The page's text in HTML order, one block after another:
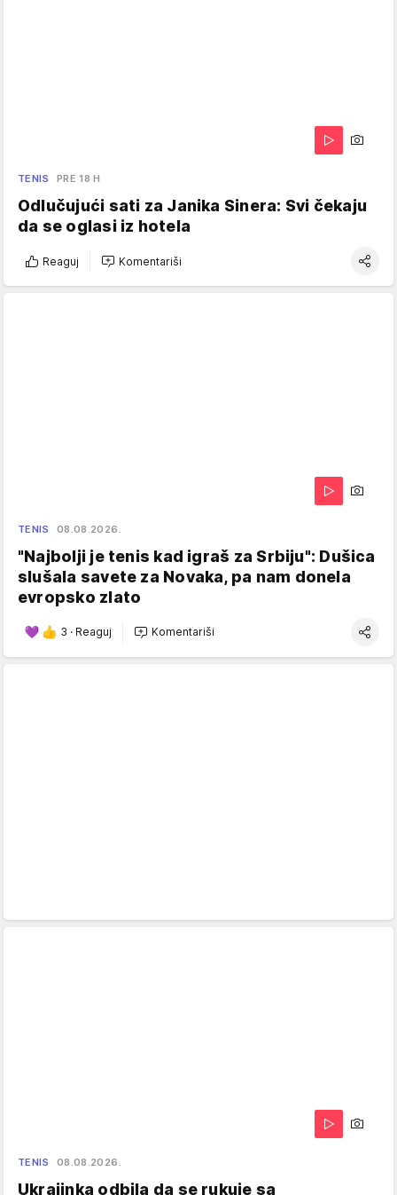
TENIS PRE 18 H
Odlučujući sati za Janika Sinera: Svi čekaju
da se oglasi iz hotela
Reaguj Komentariši
TENIS 08.08.2026.
"Najbolji je tenis kad igraš za Srbiju": Dušica
slušala savete za Novaka, pa nam donela
evropsko zlato
3 · Reaguj Komentariši
TENIS 08.08.2026.
Ukrajinka odbila da se rukuje sa